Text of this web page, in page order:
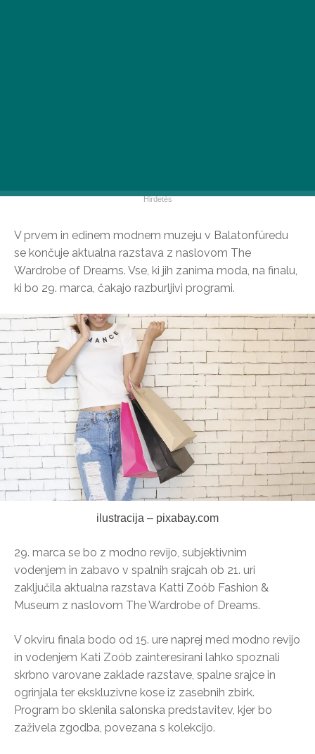
V prvem in edinem modnem muzeju v Balatonfüredu
se končuje aktualna razstava z naslovom The
Wardrobe of Dreams. Vse, ki jih zanima moda, na finalu,
ki bo 29. marca, čakajo razburljivi programi.
ilustracija – pixabay.com
29. marca se bo z modno revijo, subjektivnim
vodenjem in zabavo v spalnih srajcah ob 21. uri
zaključila aktualna razstava Katti Zoób Fashion &
Museum z naslovom The Wardrobe of Dreams.
V okviru finala bodo od 15. ure naprej med modno revijo
in vodenjem Kati Zoób zainteresirani lahko spoznali
skrbno varovane zaklade razstave, spalne srajce in
ogrinjala ter ekskluzivne kose iz zasebnih zbirk.
Program bo sklenila salonska predstavitev, kjer bo
zaživela zgodba, povezana s kolekcijo.